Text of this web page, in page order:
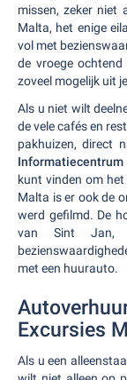
missen, zeker niet
Malta, het enige
vol met
de vroege
zoveel mogelijk uit
Als u niet wilt
de vele cafés en
pakhuizen, direct
Informatiecentrum
kunt vinden om het
Malta is er ook de
werd gefilmd. De
van Sint Jan,
met een huurauto.
Excursies
Als u een